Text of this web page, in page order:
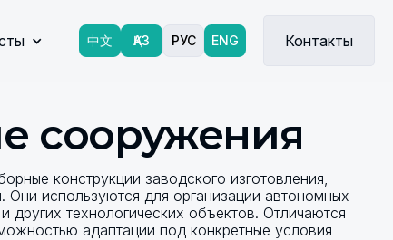
中文 ҚАЗ РУС ENG Контакты
сооружения
конструкции заводского изготовления,
используются для организации автономных
других технологических объектов. Отличаются
адаптации под конкретные условия